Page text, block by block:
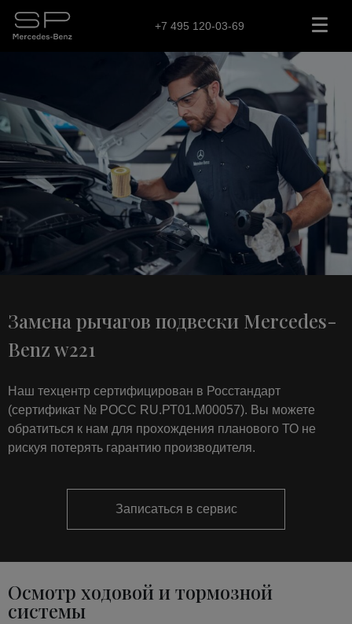
+7 495 120-03-69
Замена рычагов подвески Mercedes-
Benz w221
Наш техцентр сертифицирован в Росстандарт
(сертификат № РОСС RU.РТ01.М00057). Вы можете
обратиться к нам для прохождения планового ТО не
рискуя потерять гарантию производителя.
Записаться в сервис
Осмотр ходовой и тормозной
системы